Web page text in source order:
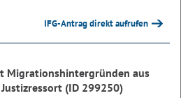
IFG-Antrag direkt aufrufen
Migrationshintergründen aus
(ID 299250)